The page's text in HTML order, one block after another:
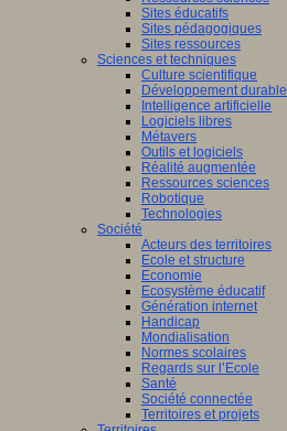
Sites éducatifs
Sites pédagogiques
Sites ressources
Sciences et techniques
Culture scientifique
Développement durable
Intelligence artificielle
Logiciels libres
Métavers
Outils et logiciels
Réalité augmentée
Ressources sciences
Robotique
Technologies
Société
Acteurs des territoires
Ecole et structure
Economie
Ecosystème éducatif
Génération internet
Handicap
Mondialisation
Normes scolaires
Regards sur l’Ecole
Santé
Société connectée
Territoires et projets